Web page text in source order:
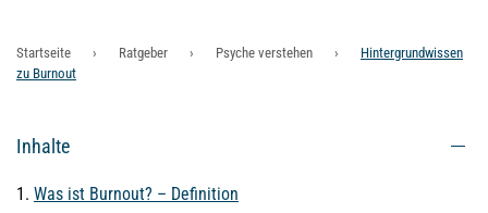
Startseite Ratgeber Psyche verstehen
Hintergrundwissen
zu Burnout
Inhalte
1. Was ist Burnout? – Definition